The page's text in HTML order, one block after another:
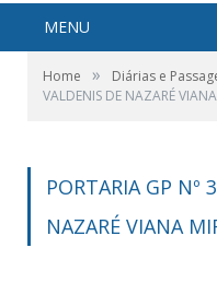
MENU
Home » Diárias e
VALDENIS DE NAZARÉ
PORTARIA GP Nº
NAZARÉ VIANA